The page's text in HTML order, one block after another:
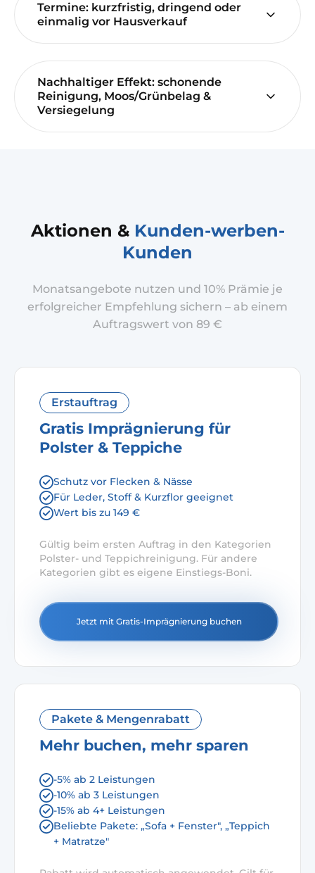
Termine: kurzfristig, dringend oder
einmalig vor Hausverkauf
Nachhaltiger Effekt: schonende
Reinigung, Moos/Grünbelag &
Versiegelung
Aktionen & Kunden-werben-
Kunden
Monatsangebote nutzen und 10% Prämie je
erfolgreicher Empfehlung sichern – ab einem
Auftragswert von 89 €
Erstauftrag
Gratis Imprägnierung für
Polster & Teppiche
Schutz vor Flecken & Nässe
Für Leder, Stoff & Kurzflor geeignet
Wert bis zu 149 €
Gültig beim ersten Auftrag in den Kategorien
Polster- und Teppichreinigung. Für andere
Kategorien gibt es eigene Einstiegs-Boni.
Jetzt mit Gratis-Imprägnierung buchen
Pakete & Mengenrabatt
Mehr buchen, mehr sparen
-5% ab 2 Leistungen
-10% ab 3 Leistungen
-15% ab 4+ Leistungen
Beliebte Pakete: „Sofa + Fenster", „Teppich
+ Matratze"